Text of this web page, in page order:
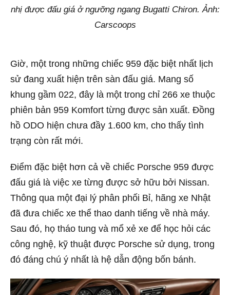
nhị được đấu giá ở ngưỡng ngang Bugatti Chiron. Ảnh:
Carscoops
Giờ, một trong những chiếc 959 đặc biệt nhất lịch
sử đang xuất hiện trên sàn đấu giá. Mang số
khung gầm 022, đây là một trong chỉ 266 xe thuộc
phiên bản 959 Komfort từng được sản xuất. Đồng
hồ ODO hiện chưa đầy 1.600 km, cho thấy tình
trạng còn rất mới.
Điểm đặc biệt hơn cả về chiếc Porsche 959 được
đấu giá là việc xe từng được sở hữu bởi Nissan.
Thông qua một đại lý phân phối Bỉ, hãng xe Nhật
đã đưa chiếc xe thể thao danh tiếng về nhà máy.
Sau đó, họ tháo tung và mổ xẻ xe để học hỏi các
công nghệ, kỹ thuật được Porsche sử dụng, trong
đó đáng chú ý nhất là hệ dẫn động bốn bánh.